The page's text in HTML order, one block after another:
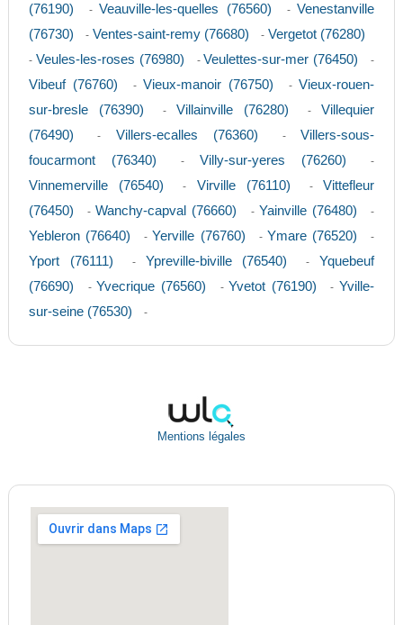
(76190)
- Veauville-les-quelles (76560) - Venestanville
(76730)
- Ventes-saint-remy (76680) - Vergetot (76280)
- Veules-les-roses (76980) - Veulettes-sur-mer (76450) -
Vibeuf (76760) - Vieux-manoir (76750) - Vieux-rouen-
sur-bresle (76390)
- Villainville (76280) - Villequier
(76490)
- Villers-ecalles (76360) - Villers-sous-
foucarmont (76340)
- Villy-sur-yeres (76260) -
Vinnemerville (76540) - Virville (76110) - Vittefleur
(76450)
-Wanchy-capval (76660) - Yainville (76480) -
Yebleron (76640) - Yerville (76760) - Ymare (76520) -
Yport (76111) - Ypreville-biville (76540) - Yquebeuf
(76690)
- Yvecrique (76560) - Yvetot (76190) - Yville-
sur-seine (76530)
-
Mentions légales